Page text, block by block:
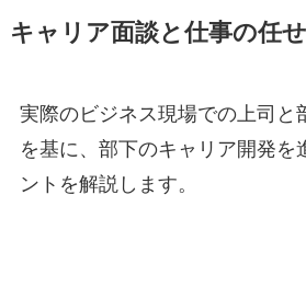
キャリア面談と仕事の任
実際のビジネス現場での上司と
を基に、部下のキャリア開発を
ントを解説します。